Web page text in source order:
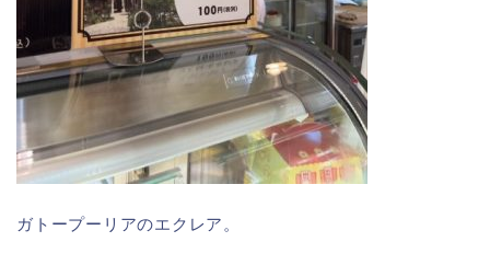
ガトープーリアのエクレア。